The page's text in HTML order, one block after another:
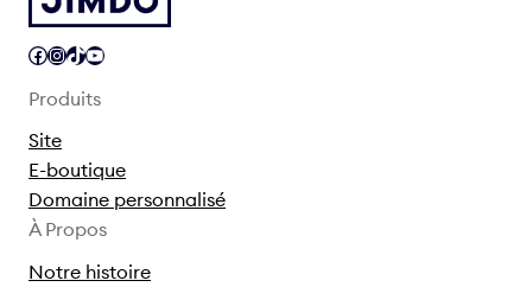
Facebook InstagramTikTok YouTube
Produits
Site
E-boutique
Domaine personnalisé
À Propos
Notre histoire